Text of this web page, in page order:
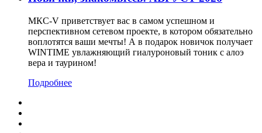
МКС-V приветствует вас в самом успешном и
перспективном сетевом проекте, в котором обязательно
воплотятся ваши мечты! А в подарок новичок получает
WINTIME увлажняющий гиалуроновый тоник с алоэ
вера и таурином!
Подробнее